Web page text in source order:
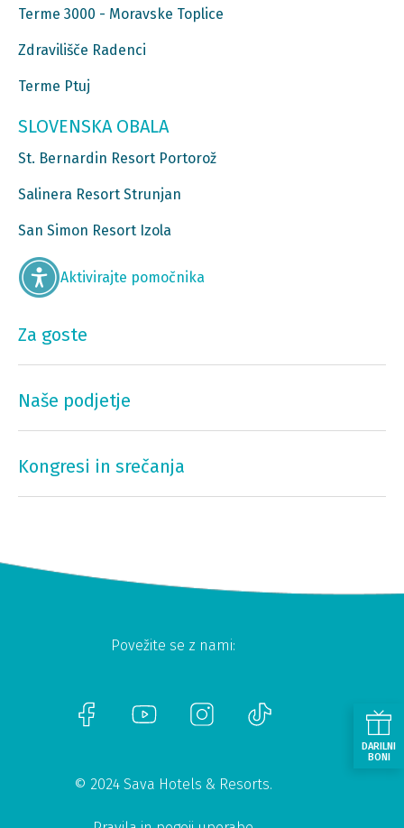
Terme 3000 - Moravske Toplice
Zdravilišče Radenci
Terme Ptuj
SLOVENSKA OBALA
St. Bernardin Resort Portorož
Salinera Resort Strunjan
San Simon Resort Izola
Aktivirajte pomočnika
Za goste
Naše podjetje
Kongresi in srečanja
Povežite se z nami:
© 2024 Sava Hotels & Resorts.
DARILNI
BONI